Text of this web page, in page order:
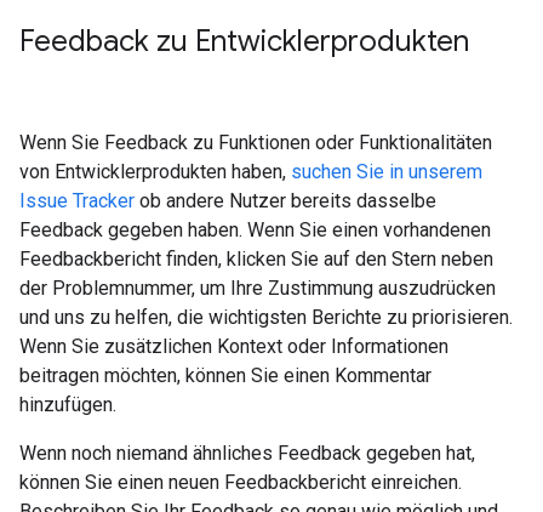
Feedback zu Entwicklerprodukten
Wenn Sie Feedback zu Funktionen oder Funktionalitäten
von Entwicklerprodukten haben, suchen Sie in unserem
Issue Tracker ob andere Nutzer bereits dasselbe
Feedback gegeben haben. Wenn Sie einen vorhandenen
Feedbackbericht finden, klicken Sie auf den Stern neben
der Problemnummer, um Ihre Zustimmung auszudrücken
und uns zu helfen, die wichtigsten Berichte zu priorisieren.
Wenn Sie zusätzlichen Kontext oder Informationen
beitragen möchten, können Sie einen Kommentar
hinzufügen.
Wenn noch niemand ähnliches Feedback gegeben hat,
können Sie einen neuen Feedbackbericht einreichen.